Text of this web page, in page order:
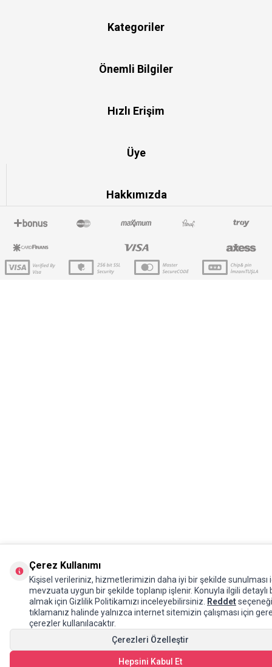
Kategoriler
Önemli Bilgiler
Hızlı Erişim
Üye
Hakkımızda
Çerez Kullanımı
Kişisel verileriniz, hizmetlerimizin daha iyi bir şekilde sunulması
mevzuata uygun bir şekilde toplanıp işlenir. Konuyla ilgili detaylı
almak için Gizlilik Politikamızı inceleyebilirsiniz.
Reddet
tıklamanız halinde yalnızca internet sitemizin çalışması için
çerezler kullanılacaktır.
Çerezleri Özelleştir
Hepsini Kabul Et